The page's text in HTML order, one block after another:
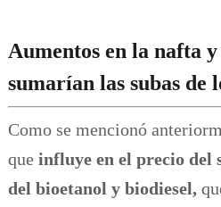
Aumentos en la nafta y
sumarían las subas de
Como se mencionó
que influye en el precio del
del bioetanol y biodiesel,